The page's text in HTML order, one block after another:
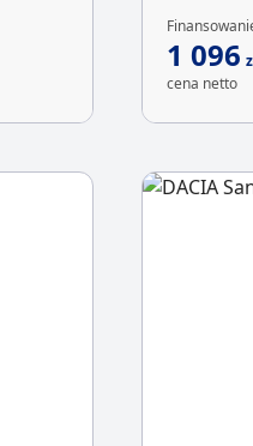
1 096
cena netto